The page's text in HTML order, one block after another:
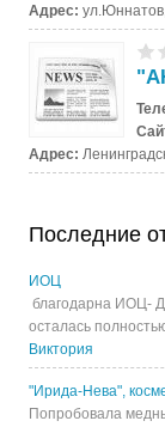
Адрес:
Адрес:
Последние
ИОЦ
благодарна ИОЦ-
осталась
Виктория
"Ирида-Нева",
Попробовала